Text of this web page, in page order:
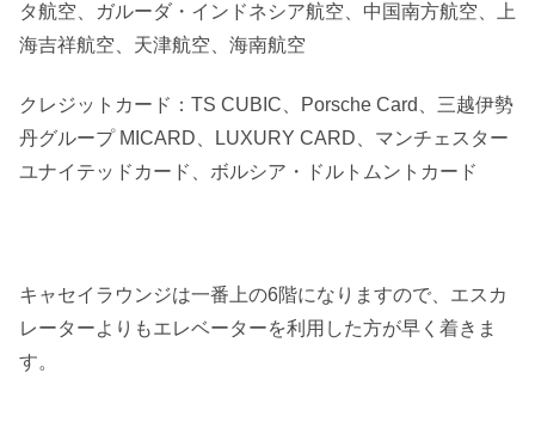
タ航空、ガルーダ・インドネシア航空、中国南方航空、上
海吉祥航空、天津航空、海南航空
クレジットカード：TS CUBIC、Porsche Card、三越伊勢
丹グループ MICARD、LUXURY CARD、マンチェスター
ユナイテッドカード、ボルシア・ドルトムントカード
キャセイラウンジは一番上の6階になりますので、エスカ
レーターよりもエレベーターを利用した方が早く着きま
す。